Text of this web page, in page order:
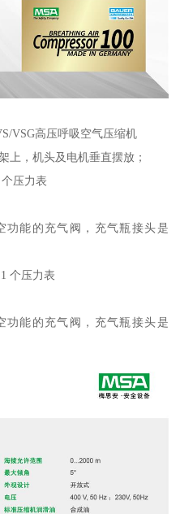
VSG高压呼吸空气压缩机
上，机头及电机垂直摆放；
压力表
功能的充气阀，充气瓶接头是
个压力表
功能的充气阀，充气瓶接头是